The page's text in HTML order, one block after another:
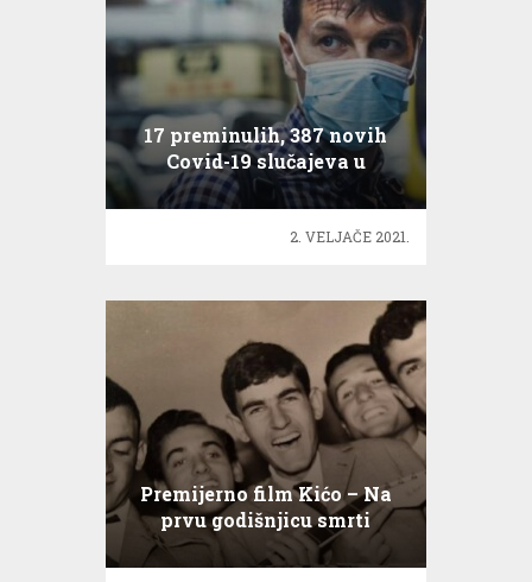
17 preminulih, 387 novih
Covid-19 slučajeva u
Hrvatskoj
2. VELJAČE 2021.
Premijerno film Kićo – Na
prvu godišnjicu smrti
Krunoslava Slabinca